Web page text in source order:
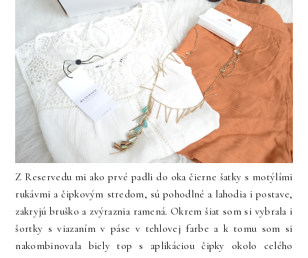
Z Reservedu mi ako prvé padli do oka čierne šatky s motýlími
rukávmi a čipkovým stredom, sú pohodlné a lahodia i postave,
zakryjú bruško a zvýraznia ramená. Okrem šiat som si vybrala i
šortky s viazaním v páse v tehlovej farbe a k tomu som si
nakombinovala biely top s aplikáciou čipky okolo celého